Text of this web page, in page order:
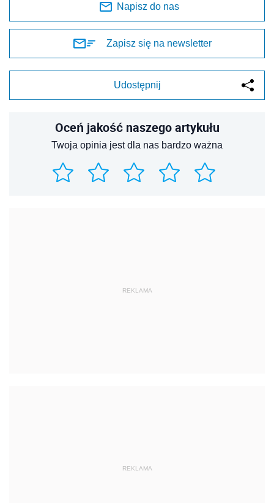
Napisz do nas
Zapisz się na newsletter
Udostępnij
Oceń jakość naszego artykułu
Twoja opinia jest dla nas bardzo ważna
REKLAMA
REKLAMA